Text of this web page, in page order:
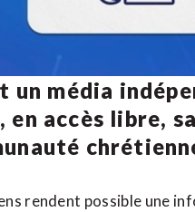
un média
en accès libre,
rendent possible une